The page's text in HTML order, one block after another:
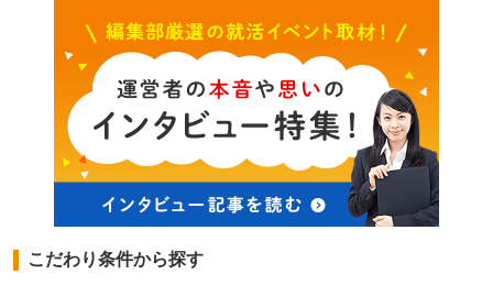
こだわり条件から探す